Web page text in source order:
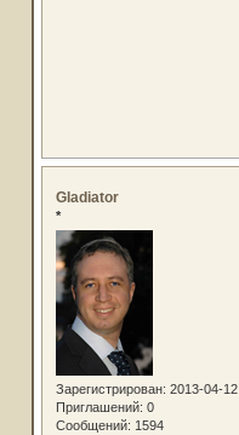
Gladiator
*
Зарегистрирован: 2013-04-12
Приглашений: 0
Сообщений: 1594